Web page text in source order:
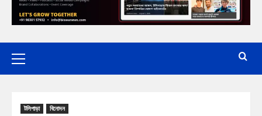
টলিপাড়া বিনোদন